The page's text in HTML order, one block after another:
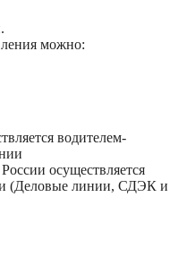
можно:
водителем-
осуществляется
(Деловые линии, СДЭК и